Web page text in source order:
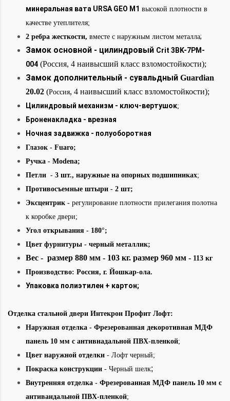
минеральная вата URSA GEO М1 высокой плотности в
качестве утеплителя;
2 ребра жесткости, вместе с наружным листом металла;
Замок основной - цилиндровый Crit 3BK-7PM-
004 (Россия, 4 наивысший класс взломостойкости);
Замок дополнительный - сувальдный Guardian
20.02 (Россия, 4 наивысший класс взломостойкости);
Цилиндровый механизм - ключ-вертушок;
Броненакладка - врезная
Ночная задвижка - полуоборотная
Глазок - Fuaro;
Ручка - Modena;
Петли - 3 шт., наружные на опорных подшипниках;
Противосъемные штыри - 2 шт;
Эксцентрик - регулирование плотности прилегания полотна
к коробке двери;
Угол открывания - 180°;
Цвет фурнитуры - черный металлик;
Вес - размер 880 мм - 103 кг. размер 960 мм - 113 кг
Производство: Россия, г. Йошкар-ола.
Упаковка полиэтилен + картон;
Отделка стальной двери Интекрон Профит Лофт:
Наружная отделка - Фрезерованная декоротивная МДФ
панель 10 мм с антивнадальной ПВХ-пленкой;
Цвет наружной отделки - Лофт черный;
Покраска конструкции - Черный шелк;
Внутренняя отделка - Фрезерованная МДФ панель 10 мм с
антивандальной ПВХ-пленкой;